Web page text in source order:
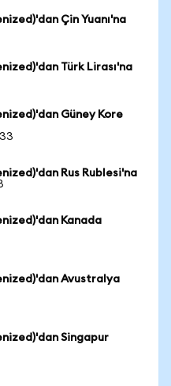
Çin Yuanı'na
Türk Lirası'na
Güney Kore
Rus Rublesi'na
Kanada
Avustralya
Singapur